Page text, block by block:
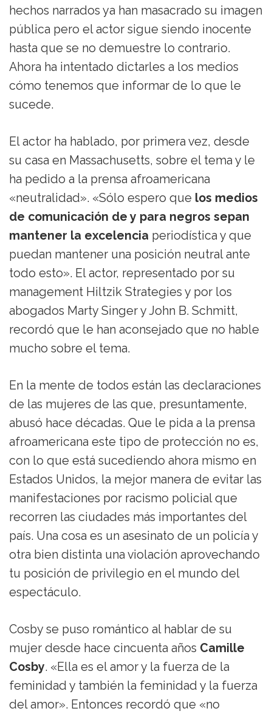
hechos narrados ya han masacrado su imagen
pública pero el actor sigue siendo inocente
hasta que se no demuestre lo contrario.
Ahora ha intentado dictarles a los medios
cómo tenemos que informar de lo que le
sucede.
El actor ha hablado, por primera vez, desde
su casa en Massachusetts, sobre el tema y le
ha pedido a la prensa afroamericana
«neutralidad». «Sólo espero que los medios
de comunicación de y para negros sepan
mantener la excelencia periodística y que
puedan mantener una posición neutral ante
todo esto». El actor, representado por su
management Hiltzik Strategies y por los
abogados Marty Singer y John B. Schmitt,
recordó que le han aconsejado que no hable
mucho sobre el tema.
En la mente de todos están las declaraciones
de las mujeres de las que, presuntamente,
abusó hace décadas. Que le pida a la prensa
afroamericana este tipo de protección no es,
con lo que está sucediendo ahora mismo en
Estados Unidos, la mejor manera de evitar las
manifestaciones por racismo policial que
recorren las ciudades más importantes del
país. Una cosa es un asesinato de un policía y
otra bien distinta una violación aprovechando
tu posición de privilegio en el mundo del
espectáculo.
Cosby se puso romántico al hablar de su
mujer desde hace cincuenta años Camille
Cosby. «Ella es el amor y la fuerza de la
feminidad y también la feminidad y la fuerza
del amor». Entonces recordó que «no